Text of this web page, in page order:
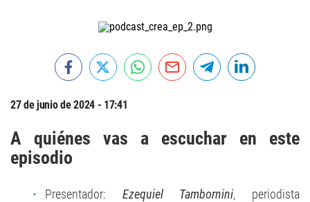
27 de junio de 2024 - 17:41
A quiénes vas a escuchar en este
episodio
Presentador: Ezequiel Tambornini, periodista